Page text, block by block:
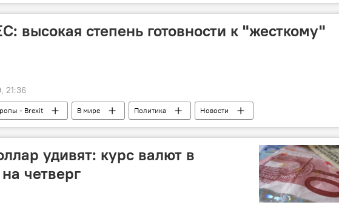
высокая степень готовности к "жесткому"
21:36
- Brexit В мире Политика Новости
удивят: курс валют в
четверг